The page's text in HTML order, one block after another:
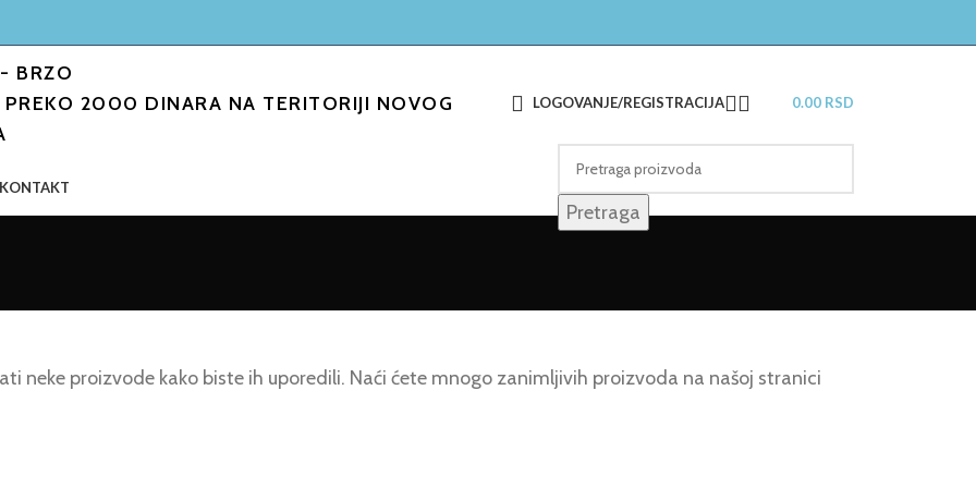
BRZO
2000 DINARA NA TERITORIJI NOVOG
LOGOVANJE/REGISTRACIJA 0.00 RSD
KONTAKT
Pretraga
neke proizvode kako biste ih uporedili. Naći ćete mnogo zanimljivih proizvoda na našoj stranici